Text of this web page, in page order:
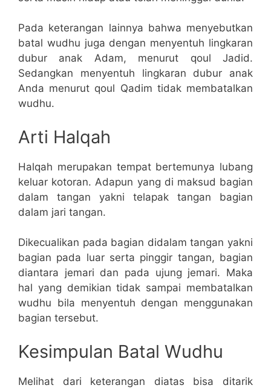
Pada keterangan lainnya bahwa menyebutkan
batal wudhu juga dengan menyentuh lingkaran
dubur anak Adam, menurut qoul Jadid.
Sedangkan menyentuh lingkaran dubur anak
Anda menurut qoul Qadim tidak membatalkan
wudhu.
Arti Halqah
Halqah merupakan tempat bertemunya lubang
keluar kotoran. Adapun yang di maksud bagian
dalam tangan yakni telapak tangan bagian
dalam jari tangan.
Dikecualikan pada bagian didalam tangan yakni
bagian pada luar serta pinggir tangan, bagian
diantara jemari dan pada ujung jemari. Maka
hal yang demikian tidak sampai membatalkan
wudhu bila menyentuh dengan menggunakan
bagian tersebut.
Kesimpulan Batal Wudhu
Melihat dari keterangan diatas bisa ditarik